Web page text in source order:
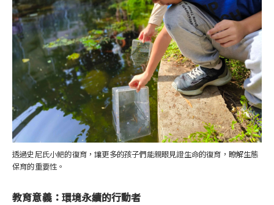
透過史尼氏小䰾的復育，讓更多的孩子們能親眼見證生命的復育，瞭解生態
保育的重要性。
教育意義：環境永續的行動者